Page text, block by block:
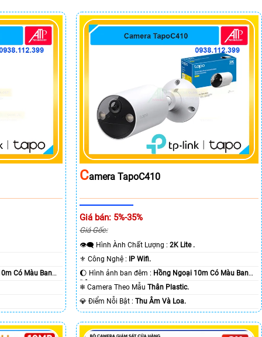
Có Màu Ban
CAmera TapoC410
Giá bán: 5%-35%
Giá Gốc:
👁️‍🗨 Hình Ành Chất Lượng :2K Lite .
⚜️ Công Nghệ :
IP Wifi.
🌔 Hình ảnh ban đêm : Hồng Ngoại 10m Có Màu Ban
Ðêm.❄ Camera Theo MẫuThân Plastic.
️💎 Điểm Nỗi Bật :Thu Âm Và Loa.